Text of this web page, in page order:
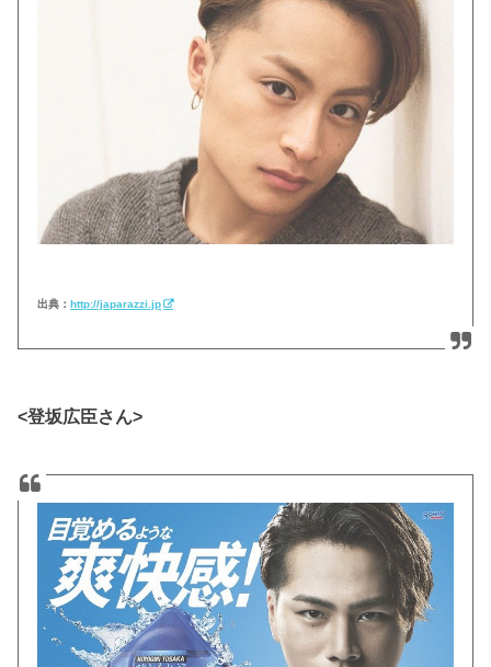
出典： http://japarazzi.jp
<登坂広臣さん>